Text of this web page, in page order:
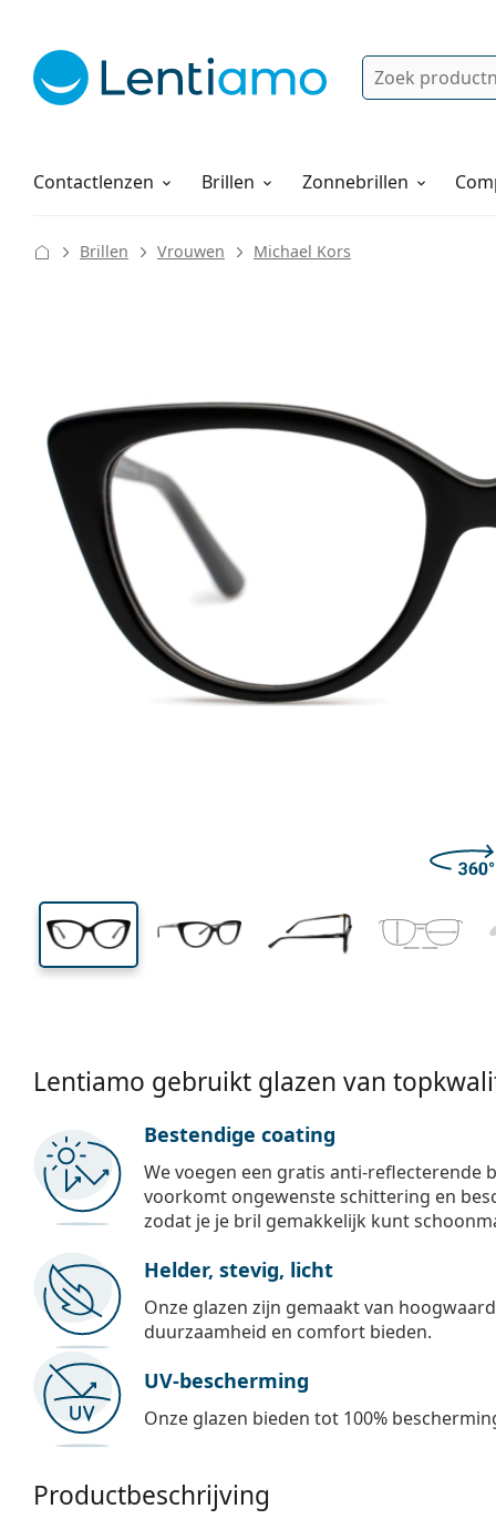
Zoek
Contactlenzen
Lenzenvloeistoffen Brillen Zonnebrillen
Hoe bestellen
Brillen Vrouwen Michael Kors
41 mm
Glashoogte Glasbreedte
Lentiamo gebruikt glazen van
Bestendige coating
We voegen een gratis anti-reflecterende
voorkomt ongewenste schittering en
zodat je je bril gemakkelijk kunt
Helder, stevig, licht
Onze glazen zijn gemaakt van
duurzaamheid en comfort bieden.
UV-bescherming
Onze glazen bieden tot 100%
Productbeschrijving